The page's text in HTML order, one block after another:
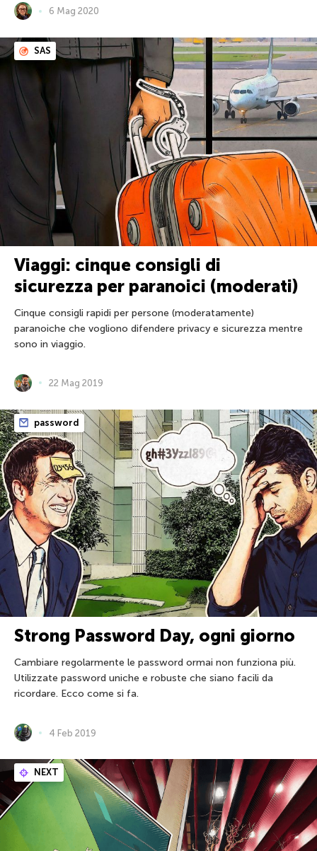
6 Mag 2020
SAS
Viaggi: cinque consigli di
sicurezza per paranoici (moderati)
Cinque consigli rapidi per persone (moderatamente)
paranoiche che vogliono difendere privacy e sicurezza mentre
sono in viaggio.
22 Mag 2019
password
Strong Password Day, ogni giorno
Cambiare regolarmente le password ormai non funziona più.
Utilizzate password uniche e robuste che siano facili da
ricordare. Ecco come si fa.
4 Feb 2019
NEXT